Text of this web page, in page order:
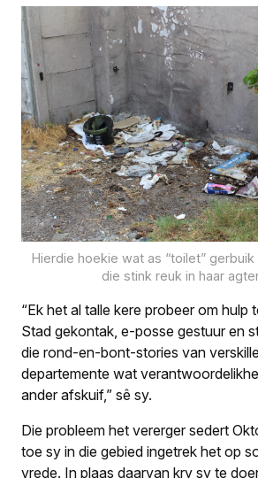
Hierdie hoekie wat as “toilet”
die stink reuk in haar
“Ek het al talle kere probeer om hulp
Stad gekontak, e-posse gestuur en
die rond-en-bont-stories van
departemente wat
ander afskuif,” sê sy.
Die probleem het vererger sedert
toe sy in die gebied ingetrek het op
vrede. In plaas daarvan kry sy te